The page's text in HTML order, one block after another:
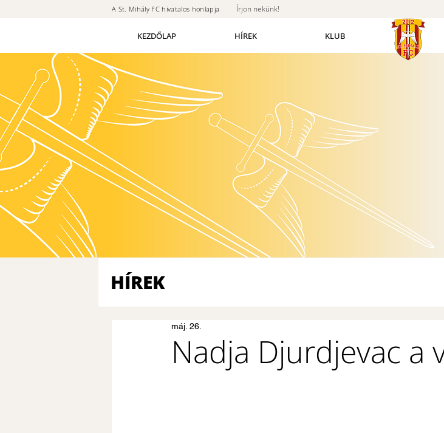
A St. Mihály FC hivatalos honlapja Írjon nekünk!
KEZDŐLAP HÍREK KLUB
HÍREK
Nadja Djurdjevac a
máj. 26.